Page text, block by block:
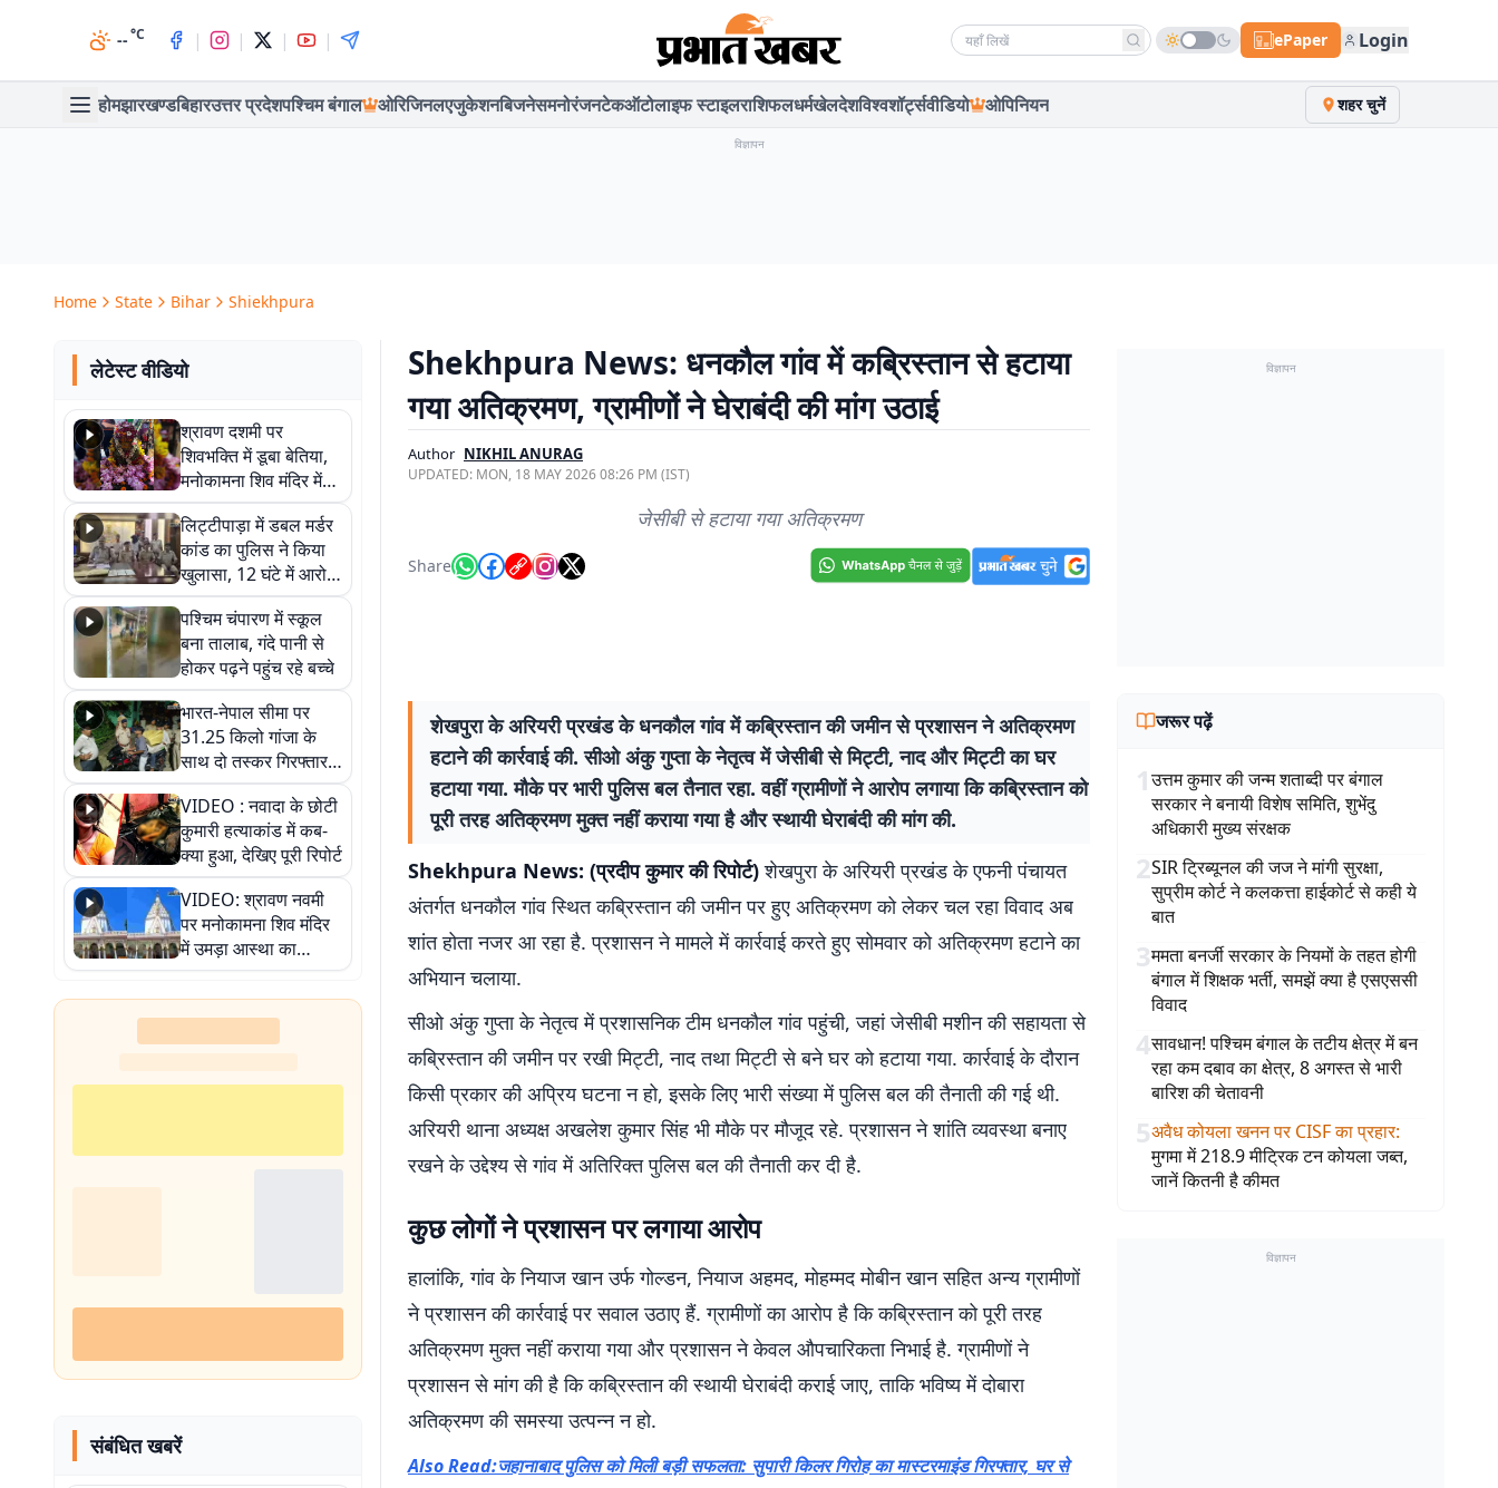
--°C | | | | Search news ePaper Login
होमझारखण्डबिहारउत्तर प्रदेशपश्चिम बंगाल ओरिजिनलएजुकेशनबिजनेसमनोरंजनटेकऑटोलाइफ स्टाइलराशिफलधर्मखेलदेशविश्वशॉर्ट्सवीडियो ओपिनियन शहर चुनें
विज्ञापन
Home State Bihar Shiekhpura
लेटेस्ट वीडियो
श्रावण दशमी पर
शिवभक्ति में डूबा बेतिया,
मनोकामना शिव मंदिर में
हुआ भव्य श्रृंगार
लिट्टीपाड़ा में डबल मर्डर
कांड का पुलिस ने किया
खुलासा, 12 घंटे में आरोपी
गिरफ्तार
पश्चिम चंपारण में स्कूल
बना तालाब, गंदे पानी से
होकर पढ़ने पहुंच रहे बच्चे
भारत-नेपाल सीमा पर
31.25 किलो गांजा के
साथ दो तस्कर गिरफ्तार,
नेपाली नंबर की बाइक
जब्त
VIDEO : नवादा के छोटी
कुमारी हत्याकांड में कब-
क्या हुआ, देखिए पूरी रिपोर्ट
VIDEO: श्रावण नवमी
पर मनोकामना शिव मंदिर
में उमड़ा आस्था का
सैलाब, हर-हर महादेव के
जयघोष से गूंजा परिसर
संबंधित खबरें
Shekhpura News: धनकौल गांव में कब्रिस्तान से हटाया
गया अतिक्रमण, ग्रामीणों ने घेराबंदी की मांग उठाई
Author NIKHIL ANURAG
UPDATED: MON, 18 MAY 2026 08:26 PM (IST)
जेसीबी से हटाया गया अतिक्रमण
Share
शेखपुरा के अरियरी प्रखंड के धनकौल गांव में कब्रिस्तान की जमीन से प्रशासन ने अतिक्रमण
हटाने की कार्रवाई की. सीओ अंकु गुप्ता के नेतृत्व में जेसीबी से मिट्टी, नाद और मिट्टी का घर
हटाया गया. मौके पर भारी पुलिस बल तैनात रहा. वहीं ग्रामीणों ने आरोप लगाया कि कब्रिस्तान को
पूरी तरह अतिक्रमण मुक्त नहीं कराया गया है और स्थायी घेराबंदी की मांग की.
Shekhpura News: (प्रदीप कुमार की रिपोर्ट)शेखपुरा के अरियरी प्रखंड के एफनी पंचायत
अंतर्गत धनकौल गांव स्थित कब्रिस्तान की जमीन पर हुए अतिक्रमण को लेकर चल रहा विवाद अब
शांत होता नजर आ रहा है. प्रशासन ने मामले में कार्रवाई करते हुए सोमवार को अतिक्रमण हटाने का
अभियान चलाया.
सीओ अंकु गुप्ता के नेतृत्व में प्रशासनिक टीम धनकौल गांव पहुंची, जहां जेसीबी मशीन की सहायता से
कब्रिस्तान की जमीन पर रखी मिट्टी, नाद तथा मिट्टी से बने घर को हटाया गया. कार्रवाई के दौरान
किसी प्रकार की अप्रिय घटना न हो, इसके लिए भारी संख्या में पुलिस बल की तैनाती की गई थी.
अरियरी थाना अध्यक्ष अखलेश कुमार सिंह भी मौके पर मौजूद रहे. प्रशासन ने शांति व्यवस्था बनाए
रखने के उद्देश्य से गांव में अतिरिक्त पुलिस बल की तैनाती कर दी है.
कुछ लोगों ने प्रशासन पर लगाया आरोप
हालांकि, गांव के नियाज खान उर्फ गोल्डन, नियाज अहमद, मोहम्मद मोबीन खान सहित अन्य ग्रामीणों
ने प्रशासन की कार्रवाई पर सवाल उठाए हैं. ग्रामीणों का आरोप है कि कब्रिस्तान को पूरी तरह
अतिक्रमण मुक्त नहीं कराया गया और प्रशासन ने केवल औपचारिकता निभाई है. ग्रामीणों ने
प्रशासन से मांग की है कि कब्रिस्तान की स्थायी घेराबंदी कराई जाए, ताकि भविष्य में दोबारा
अतिक्रमण की समस्या उत्पन्न न हो.
Also Read:जहानाबाद पुलिस को मिली बड़ी सफलता: सुपारी किलर गिरोह का मास्टरमाइंड गिरफ्तार, घर से
विज्ञापन
जरूर पढ़ें
1उत्तम कुमार की जन्म शताब्दी पर बंगाल
सरकार ने बनायी विशेष समिति, शुभेंदु
अधिकारी मुख्य संरक्षक
2SIR ट्रिब्यूनल की जज ने मांगी सुरक्षा,
सुप्रीम कोर्ट ने कलकत्ता हाईकोर्ट से कही ये
बात
3ममता बनर्जी सरकार के नियमों के तहत होगी
बंगाल में शिक्षक भर्ती, समझें क्या है एसएससी
विवाद
4सावधान! पश्चिम बंगाल के तटीय क्षेत्र में बन
रहा कम दबाव का क्षेत्र, 8 अगस्त से भारी
बारिश की चेतावनी
5अवैध कोयला खनन पर CISF का प्रहार:
मुगमा में 218.9 मीट्रिक टन कोयला जब्त,
जानें कितनी है कीमत
विज्ञापन